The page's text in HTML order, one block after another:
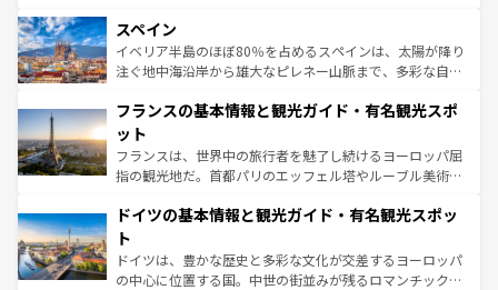
ろん、トスカーナの美しい田園風景やアマルフィ海岸の絶
景など、自然景観も見逃せない。観光の合間には、本場の
ピザやパスタなど、絶品のイタリア料理を堪能することも
ませてくれるイタリアで、忘れられない旅をしてみよう！
なお、新着のイタリア情報は
しい。
スペイン
イベリア半島のほぼ80％を占めるスペインは、太陽が降り
注ぐ地中海沿岸から雄大なピレネー山脈まで、多彩な自然
文化が根付くこの国では、情熱的なフラメンコ、熱気あふ
れる闘牛、そして美味しいタパスが生活の一部となってい
る。首都マドリードの洗練された雰囲気や、バルセロナの
アートに溢れた街角から、地方では古代ローマ遺跡や中世
せる。地方によって風土や気候が異なるスペインはその個
ンテンツ一覧 を参照してほしい。
フランスの基本情報と観光ガイド・有名観光スポ
ット
フランスは、世界中の旅行者を魅了し続けるヨーロッパ屈
指の観光地だ。首都パリのエッフェル塔やルーブル美術館
で、幅広い魅力が詰まっている。華麗な宮殿、歴史的な大
聖堂、美しいビーチ、そして豊かな自然が、訪れる者を心
から魅了する。また、フランスは美食の国としても知ら
れ、フランス料理はユネスコ無形文化遺産にも登録されて
ドイツの基本情報と観光ガイド・有名観光スポッ
ト
ドイツは、豊かな歴史と多彩な文化が交差するヨーロッパ
の中心に位置する国。中世の街並みが残るロマンチック街